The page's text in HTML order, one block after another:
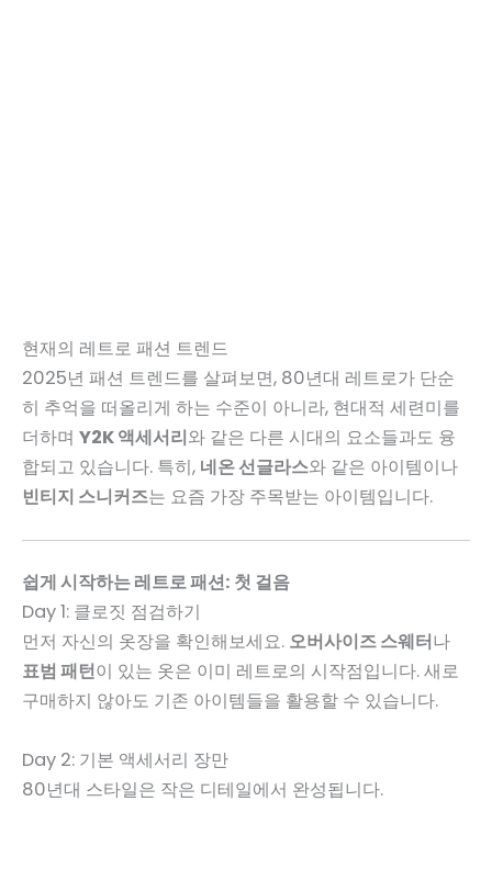
현재의 레트로 패션 트렌드
2025년 패션 트렌드를 살펴보면, 80년대 레트로가 단순
히 추억을 떠올리게 하는 수준이 아니라, 현대적 세련미를
더하며 Y2K 액세서리와 같은 다른 시대의 요소들과도 융
합되고 있습니다. 특히, 네온 선글라스와 같은 아이템이나
빈티지 스니커즈는 요즘 가장 주목받는 아이템입니다.
쉽게 시작하는 레트로 패션: 첫 걸음
Day 1: 클로짓 점검하기
먼저 자신의 옷장을 확인해보세요. 오버사이즈 스웨터나
표범 패턴이 있는 옷은 이미 레트로의 시작점입니다. 새로
구매하지 않아도 기존 아이템들을 활용할 수 있습니다.
Day 2: 기본 액세서리 장만
80년대 스타일은 작은 디테일에서 완성됩니다.